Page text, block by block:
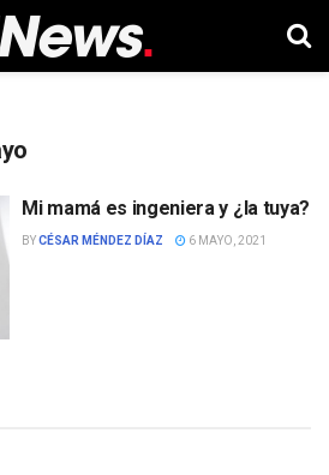
Mi mamá es ingeniera y ¿la tuya?
BYCÉSAR MÉNDEZ DÍAZ 6 MAYO, 2021